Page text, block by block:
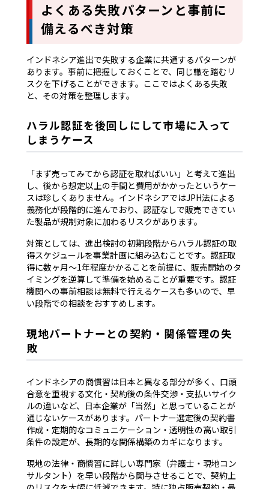
よくある失敗パターンと事前に
備えるべき対策
インドネシア進出で失敗する企業に共通するパターンが
あります。事前に把握しておくことで、同じ轍を踏むリ
スクを下げることができます。ここではよくある失敗
と、その対策を整理します。
ハラル認証を後回しにして市場に入って
しまうケース
「まず売ってみてから認証を取ればいい」と考えて進出
し、後から想定以上の手間と費用がかかったというケー
スは珍しくありません。インドネシアではJPH法による
義務化が段階的に進んでおり、認証なしで販売できてい
た製品が規制対象に加わるリスクがあります。
対策としては、進出検討の初期段階からハラル認証の取
得スケジュールを事業計画に組み込むことです。認証取
得に数ヶ月〜1年程度かかることを前提に、販売開始のタ
イミングを逆算して準備を始めることが重要です。認証
機関への事前相談は無料で行えるケースも多いので、早
い段階での相談をおすすめします。
現地パートナーとの契約・関係管理の失
敗
インドネシアの商慣習は日本と異なる部分が多く、口頭
合意を重視する文化・契約後の条件交渉・支払いサイク
ルの違いなど、日本企業が「当然」と思っていることが
通じないケースがあります。パートナー選定後の契約書
作成・定期的なコミュニケーション・透明性の高い取引
条件の設定が、長期的な関係構築のカギになります。
現地の法律・商慣習に詳しい専門家（弁護士・現地コン
サルタント）を早い段階から関与させることで、契約上